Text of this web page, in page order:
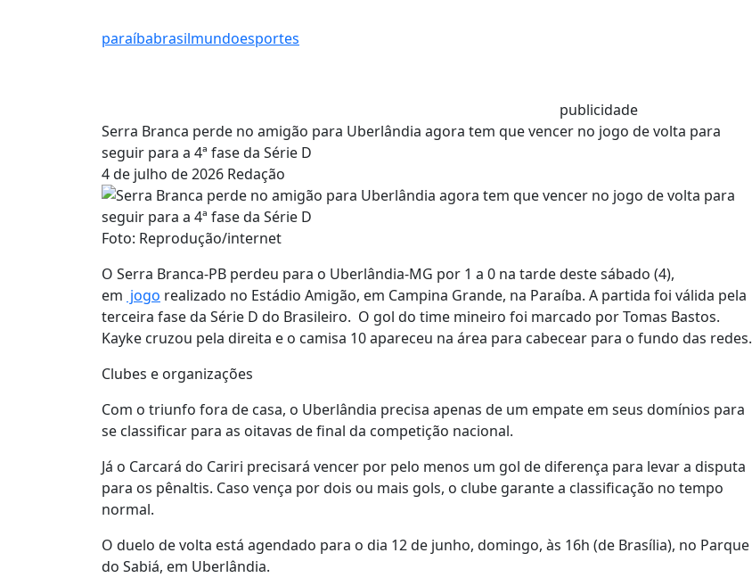
paraíbabrasilmundoesportes
publicidade
Serra Branca perde no amigão para Uberlândia agora tem que vencer no jogo de volta para
seguir para a 4ª fase da Série D
4 de julho de 2026 Redação
Foto: Reprodução/internet
O Serra Branca-PB perdeu para o Uberlândia-MG por 1 a 0 na tarde deste sábado (4),
em jogo realizado no Estádio Amigão, em Campina Grande, na Paraíba. A partida foi válida pela
terceira fase da Série D do Brasileiro. O gol do time mineiro foi marcado por Tomas Bastos.
Kayke cruzou pela direita e o camisa 10 apareceu na área para cabecear para o fundo das redes.
Clubes e organizações
Com o triunfo fora de casa, o Uberlândia precisa apenas de um empate em seus domínios para
se classificar para as oitavas de final da competição nacional.
Já o Carcará do Cariri precisará vencer por pelo menos um gol de diferença para levar a disputa
para os pênaltis. Caso vença por dois ou mais gols, o clube garante a classificação no tempo
normal.
O duelo de volta está agendado para o dia 12 de junho, domingo, às 16h (de Brasília), no Parque
do Sabiá, em Uberlândia.